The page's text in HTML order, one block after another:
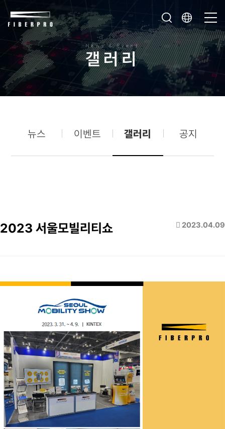
News & Event
갤러리
뉴스 이벤트 갤러리 공지
2023.04.09
2023 서울모빌리티쇼